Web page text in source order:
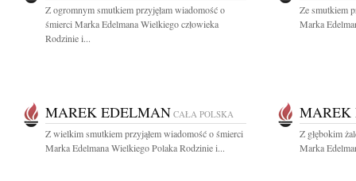
Z ogromnym smutkiem przyjęłam wiadomość o
śmierci Marka Edelmana Wielkiego człowieka
Rodzinie i...
Ze smutkiem
Marka
MAREK EDELMAN CAŁA POLSKA
Z wielkim smutkiem przyjąłem wiadomość o śmierci
Marka Edelmana Wielkiego Polaka Rodzinie i...
MAREK
Z głębokim
Marka